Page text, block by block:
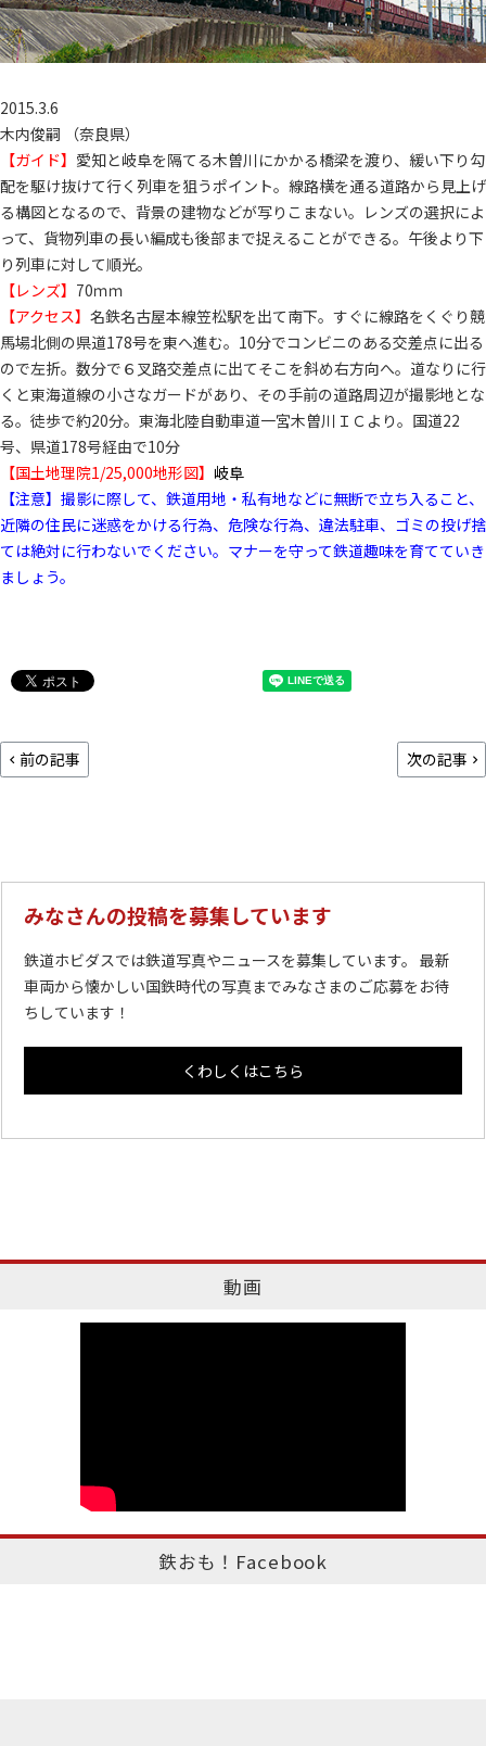
2015.3.6
木内俊嗣 （奈良県）
【ガイド】 愛知と岐阜を隔てる木曽川にかかる橋梁を渡り、緩い下り勾
配を駆け抜けて行く列車を狙うポイント。線路横を通る道路から見上げ
る構図となるので、背景の建物などが写りこまない。レンズの選択によ
って、貨物列車の長い編成も後部まで捉えることができる。午後より下
り列車に対して順光。
【レンズ】 70ｍｍ
【アクセス】 名鉄名古屋本線笠松駅を出て南下。すぐに線路をくぐり競
馬場北側の県道178号を東へ進む。10分でコンビニのある交差点に出る
ので左折。数分で６叉路交差点に出てそこを斜め右方向へ。道なりに行
くと東海道線の小さなガードがあり、その手前の道路周辺が撮影地とな
る。徒歩で約20分。東海北陸自動車道一宮木曽川ＩＣより。国道22
号、県道178号経由で10分
【国土地理院1/25,000地形図】 岐阜
【注意】撮影に際して、鉄道用地・私有地などに無断で立ち入ること、
近隣の住民に迷惑をかける行為、危険な行為、違法駐車、ゴミの投げ捨
ては絶対に行わないでください。マナーを守って鉄道趣味を育てていき
ましょう。
前の記事 次の記事
みなさんの投稿を募集しています
鉄道ホビダスでは鉄道写真やニュースを募集しています。 最新
車両から懐かしい国鉄時代の写真までみなさまのご応募をお待
ちしています！
くわしくはこちら
動画
鉄おも！Facebook